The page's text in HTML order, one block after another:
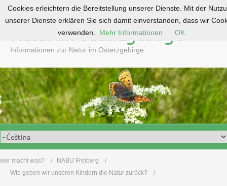
o
c
o
n
t
e
n
Natur im Osterzgebirge
Informationen zur Natur im Osterzgebirge
wer macht was?
NABU Freiberg
Wie geben wir unseren Kindern die Natur zurück?
Cookies erleichtern die Bereitstellung unserer Dienste. Mit der
unserer Dienste erklären Sie sich damit einverstanden, dass wir
verwenden.
Mehr Informationen OK